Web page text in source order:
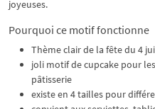
joyeuses.
Pourquoi ce motif fonctionne
Thème clair de la fête du 4
joli motif de cupcake pour
pâtisserie
existe en 4 tailles pour